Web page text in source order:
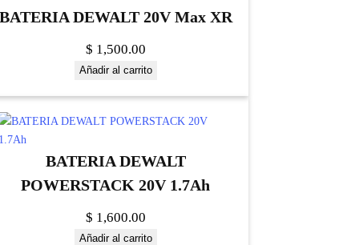
DEWALT 20V Max XR
$ 1,500.00
Añadir al carrito
BATERIA DEWALT
POWERSTACK 20V 1.7Ah
$ 1,600.00
Añadir al carrito